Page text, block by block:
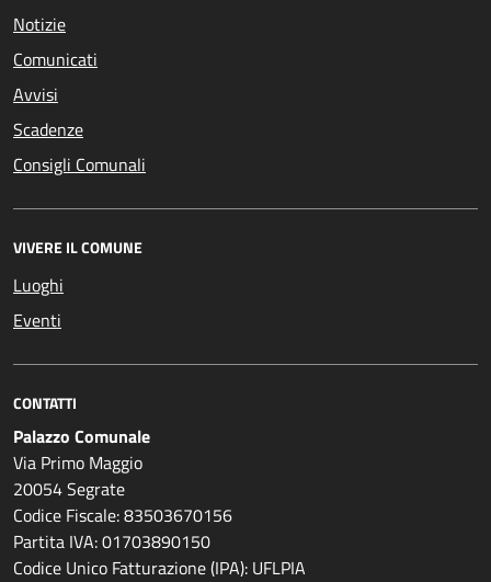
Notizie
Comunicati
Avvisi
Scadenze
Consigli Comunali
VIVERE IL COMUNE
Luoghi
Eventi
CONTATTI
Palazzo Comunale
Via Primo Maggio
20054 Segrate
Codice Fiscale: 83503670156
Partita IVA: 01703890150
Codice Unico Fatturazione (IPA): UFLPIA